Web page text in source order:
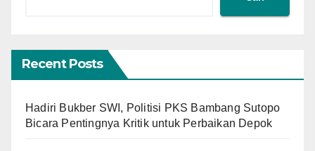
Recent Posts
Hadiri Bukber SWI, Politisi PKS Bambang Sutopo
Bicara Pentingnya Kritik untuk Perbaikan Depok